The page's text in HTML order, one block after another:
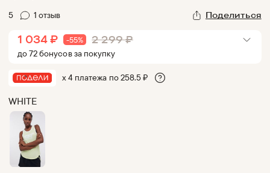
5 1 отзыв Поделиться
1 034 ₽ -55% 2 299 ₽
до72бонусовза покупку
х 4 платежа по258.5₽
WHITE